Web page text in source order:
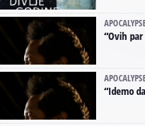
“Ovih par stvari
“Idemo